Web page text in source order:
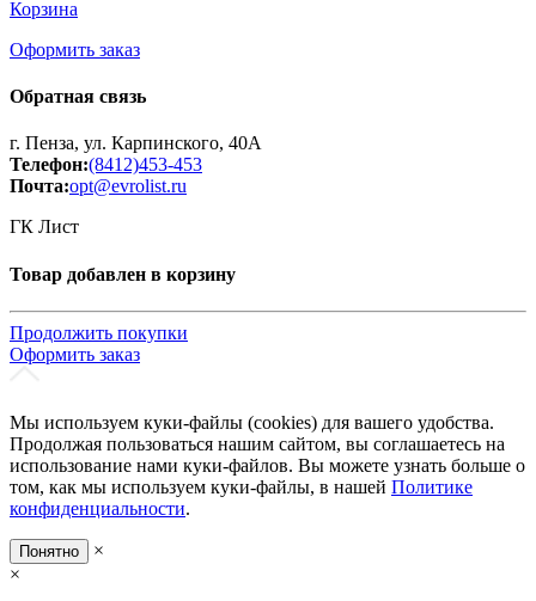
Корзина
Оформить заказ
Обратная связь
г. Пенза, ул. Карпинского, 40А
Телефон:(8412)453-453
Почта:opt@evrolist.ru
ГК Лист
Товар добавлен в корзину
Продолжить покупки
Оформить заказ
Мы используем куки-файлы (cookies) для вашего удобства.
Продолжая пользоваться нашим сайтом, вы соглашаетесь на
использование нами куки-файлов. Вы можете узнать больше о
том, как мы используем куки-файлы, в нашей Политике
конфиденциальности.
Понятно
×
×